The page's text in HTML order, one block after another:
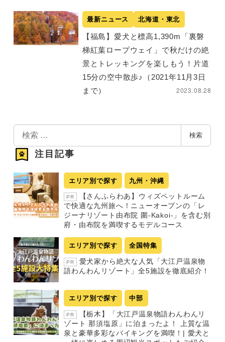
最新ニュース 北海道・東北
【福島】愛犬と標高1,390m「裏磐
梯紅葉ロープウェイ」で秋だけの絶
景とトレッキングを楽しもう！片道
15分の空中散歩♪（2021年11月3日
まで）
2023.08.28
検
索
検索
注目記事
エリア別で探す 九州・沖縄
PR
【さんふらわあ】ウィズペットルーム
で快適な九州旅へ！ニューオープンの「レ
ジーナリゾート由布院 圍-Kakoi-」を含む別
府・由布院を満喫するモデルコース
エリア別で探す 全国特集
PR
愛犬家から絶大な人気「大江戸温泉物
語わんわんリゾート」全5施設を徹底紹介！
エリア別で探す 中部
PR
【栃木】「大江戸温泉物語わんわんリ
ゾート 那須塩原」に泊まったよ！ 上質な温
泉と豪華多彩なバイキングを満喫！| 愛犬と